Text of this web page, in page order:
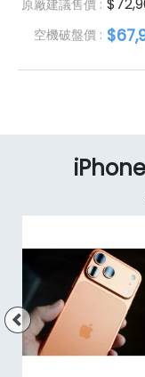
原廠建議售價 :
空機破盤價 :